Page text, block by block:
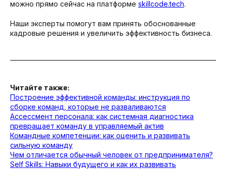
можно прямо сейчас на платформе skillcode.tech.
Наши эксперты помогут вам принять обоснованные
кадровые решения и увеличить эффективность бизнеса.
Читайте также:
Построение эффективной команды: инструкция по
сборке команд, которые не разваливаются
Ассессмент персонала: как системная диагностика
превращает команду в управляемый актив
Командные компетенции: как оценить и развивать
сильную команду
Чем отличается обычный человек от предпринимателя?
Self Skills: Навыки будущего и как их развивать